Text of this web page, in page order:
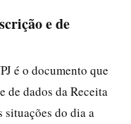
e de
é o documento que
de dados da Receita
do dia a